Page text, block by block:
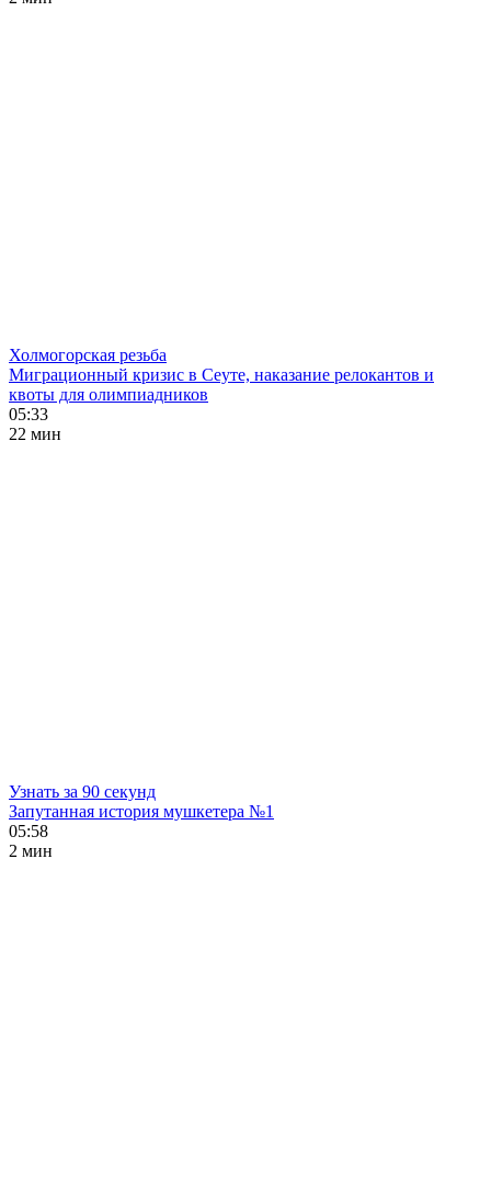
Холмогорская резьба
Миграционный кризис в Сеуте, наказание релокантов и
квоты для олимпиадников
05:33
22 мин
Узнать за 90 секунд
Запутанная история мушкетера №1
05:58
2 мин